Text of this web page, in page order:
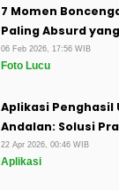
7 Momen
Paling Absurd yang
Menguji Kesucian
Harap Tenang
06 Feb 2026, 17:56 WIB
Foto Lucu
Aplikasi Penghasil
Andalan: Solusi
Ubah Waktu Luang
Cuan Mantap
22 Apr 2026, 00:46 WIB
Aplikasi